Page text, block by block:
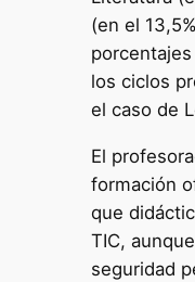
(en el
los ciclos
el caso de
El
formación
que
TIC,
seguridad